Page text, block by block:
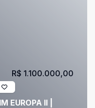
EUROPA II |
R$ 1.100.000,00